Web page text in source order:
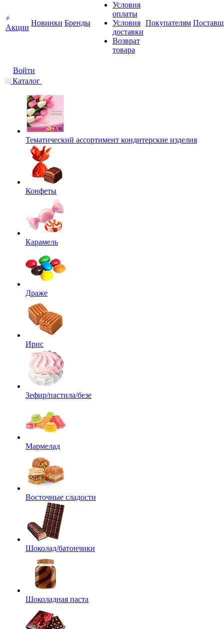
Акции
Новинки Бренды
Условия
оплаты
Условия
доставки
Возврат
товара
Покупателям
Войти
Каталог
Тематический ассортимент кондитерские изделия
Конфеты
Карамель
Драже
Ирис
Зефир/пастила/безе
Мармелад
Восточные сладости
Шоколад/батончики
Шоколадная паста